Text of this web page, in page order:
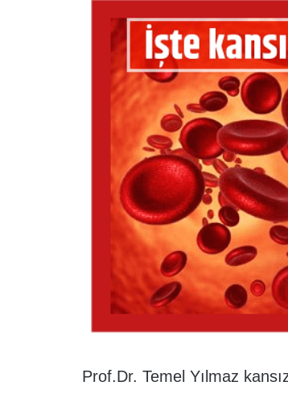
Prof.Dr. Temel Yılmaz